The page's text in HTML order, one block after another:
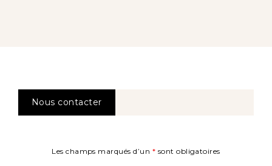
Nous contacter
Les champs marqués d’un * sont obligatoires